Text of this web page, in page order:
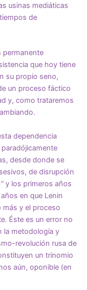
usinas mediáticas
de
permanente
que hoy tiene
su propio seno,
un proceso fáctico
y, como trataremos
dependencia
desde donde se
de disrupción
y los primeros años
en que Lenin
y el proceso
Éste es un error no
la metodología y
revolución rusa de
un trinomio
aún, oponible (en